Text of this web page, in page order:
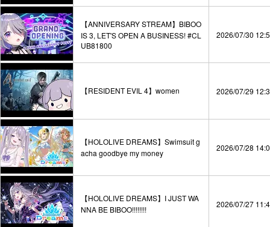
【ANNIVERSARY STREAM】BIBOO
IS 3, LET'S OPEN A BUSINESS! #CL
UB81800
2026/07/30
【RESIDENT EVIL 4】women 2026/07/29
【HOLOLIVE DREAMS】Swimsuit g
acha goodbye my money
2026/07/28
【HOLOLIVE DREAMS】I JUST WA
NNA BE BIBOO!!!!!!!!
2026/07/27